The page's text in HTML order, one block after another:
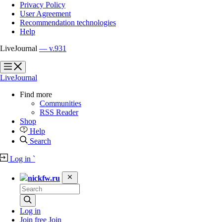
Privacy Policy
User Agreement
Recommendation technologies
Help
LiveJournal — v.931
?
?
LiveJournal
Find more
Communities
RSS Reader
Shop
Help
Search
Log in `
nickfw.ru
Log in
Join free Join